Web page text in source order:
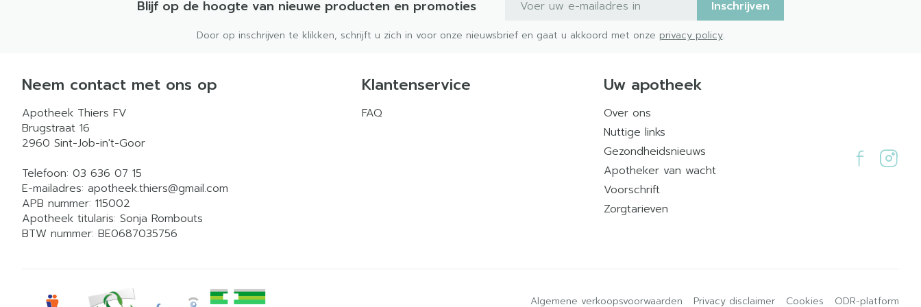
Blijf op de hoogte van nieuwe producten en promoties Inschrijven
Door op inschrijven te klikken, schrijft u zich in voor onze nieuwsbrief en gaat u akkoord met onze privacy policy.
Neem contact met ons op
Apotheek Thiers FV
Brugstraat 16
2960 Sint-Job-in't-Goor
Telefoon: 03 636 07 15
E-mailadres: apotheek.thiers@gmail.com
APB nummer: 115002
Apotheek titularis: Sonja Rombouts
BTW nummer: BE0687035756
Klantenservice
FAQ
Uw apotheek
Over ons
Nuttige links
Gezondheidsnieuws
Apotheker van wacht
Voorschrift
Zorgtarieven
Algemene verkoopsvoorwaarden Privacy disclaimer Cookies ODR-platform